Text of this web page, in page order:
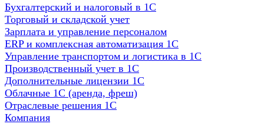
Бухгалтерский и налоговый в 1С
Торговый и складской учет
Зарплата и управление персоналом
ERP и комплексная автоматизация 1С
Управление транспортом и логистика в 1С
Производственный учет в 1С
Дополнительные лицензии 1С
Облачные 1С (аренда, фреш)
Отраслевые решения 1С
Компания